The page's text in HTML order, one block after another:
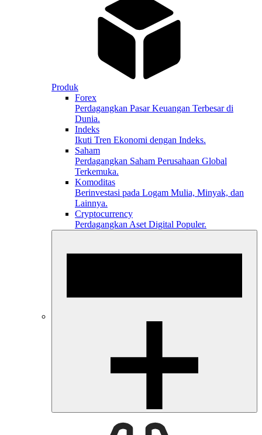
Produk
Forex
Perdagangkan Pasar Keuangan Terbesar di
Dunia.
Indeks
Ikuti Tren Ekonomi dengan Indeks.
Saham
Perdagangkan Saham Perusahaan Global
Terkemuka.
Komoditas
Berinvestasi pada Logam Mulia, Minyak, dan
Lainnya.
Cryptocurrency
Perdagangkan Aset Digital Populer.